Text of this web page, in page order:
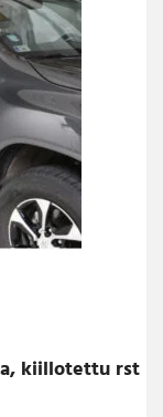
kiillotettu rst